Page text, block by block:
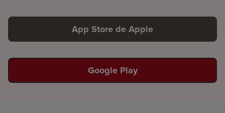
App Store de Apple
Google Play